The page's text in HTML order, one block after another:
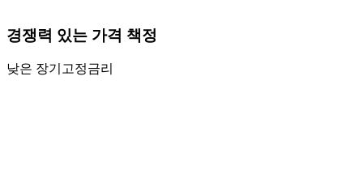
경쟁력 있는 가격 책정
낮은 장기고정금리